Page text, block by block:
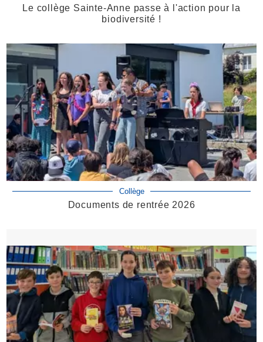
Le collège Sainte-Anne passe à l'action pour la
biodiversité !
Collège
Documents de rentrée 2026